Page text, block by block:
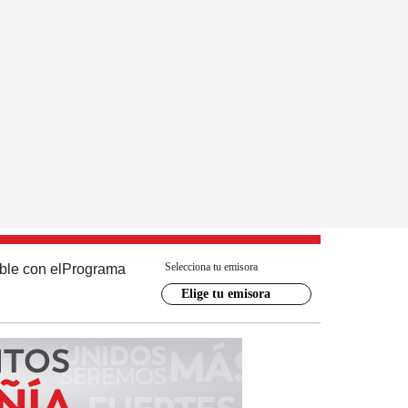
con el Programa Selecciona tu emisora
Elige tu emisora